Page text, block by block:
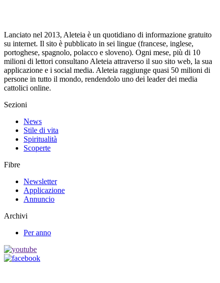
Lanciato nel 2013, Aleteia è un quotidiano di informazione gratuito
su internet. Il sito è pubblicato in sei lingue (francese, inglese,
portoghese, spagnolo, polacco e sloveno). Ogni mese, più di 10
milioni di lettori consultano Aleteia attraverso il suo sito web, la sua
applicazione e i social media. Aleteia raggiunge quasi 50 milioni di
persone in tutto il mondo, rendendolo uno dei leader dei media
cattolici online.
Sezioni
News
Stile di vita
Spiritualità
Scoperte
Fibre
Newsletter
Applicazione
Annuncio
Archivi
Per anno